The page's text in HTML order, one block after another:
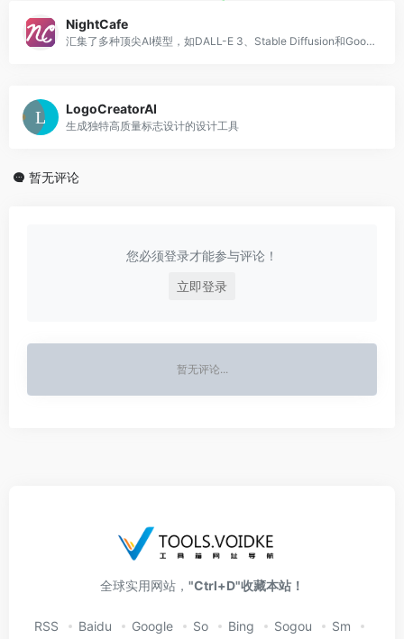
NightCafe
汇集了多种顶尖AI模型，如DALL-E 3、Stable Diffusion和Google Imagen
LogoCreatorAI
生成独特高质量标志设计的设计工具
暂无评论
您必须登录才能参与评论！
立即登录
暂无评论...
全球实用网站， "Ctrl+D"收藏本站！
RSS Baidu Google So Bing Sogou
Sm